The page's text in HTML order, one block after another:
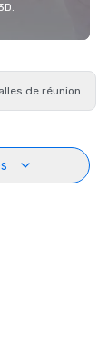
de réunion